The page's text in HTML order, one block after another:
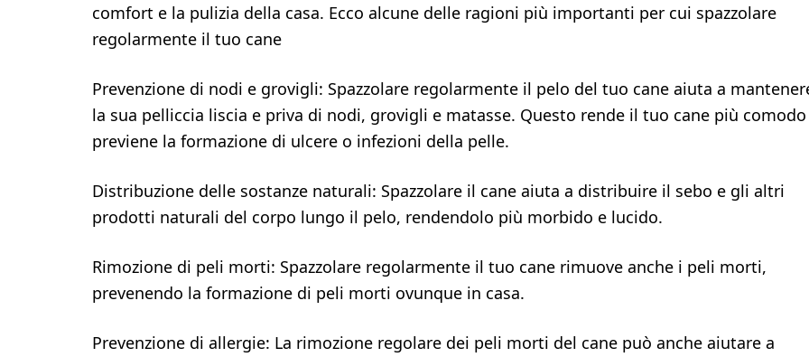
comfort e la pulizia della casa. Ecco alcune delle ragioni più importanti per cui spazzolare
regolarmente il tuo cane
Prevenzione di nodi e grovigli: Spazzolare regolarmente il pelo del tuo cane aiuta a
la sua pelliccia liscia e priva di nodi, grovigli e matasse. Questo rende il tuo cane più
previene la formazione di ulcere o infezioni della pelle.
Distribuzione delle sostanze naturali: Spazzolare il cane aiuta a distribuire il sebo e gli altri
prodotti naturali del corpo lungo il pelo, rendendolo più morbido e lucido.
Rimozione di peli morti: Spazzolare regolarmente il tuo cane rimuove anche i peli morti,
prevenendo la formazione di peli morti ovunque in casa.
Prevenzione di allergie: La rimozione regolare dei peli morti del cane può anche aiutare a